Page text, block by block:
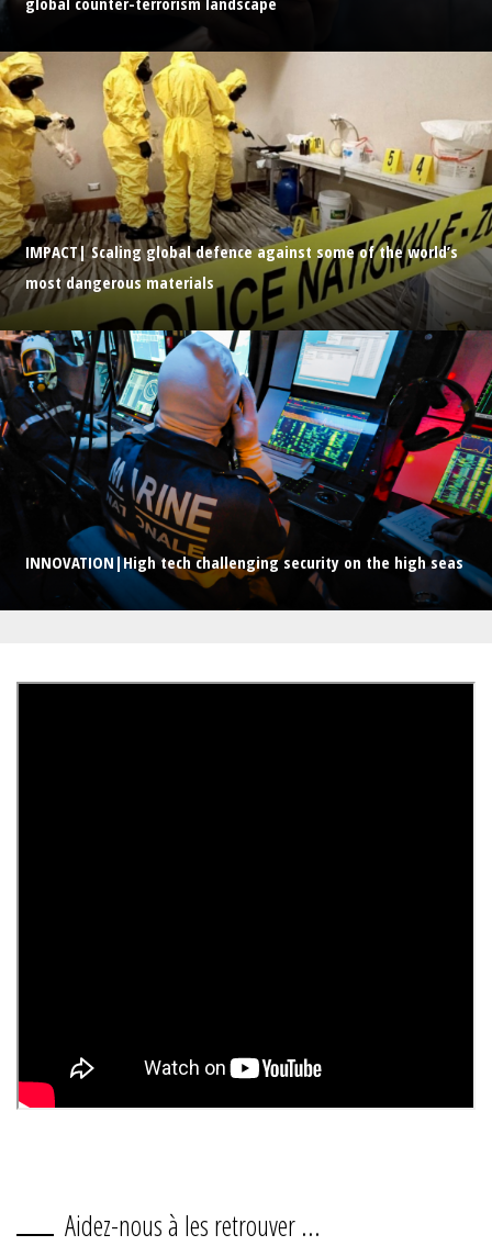
IMPACT| Scaling global defence against some of the world’s
most dangerous materials
INNOVATION|High tech challenging security on the high seas
Aidez-nous à les retrouver ...